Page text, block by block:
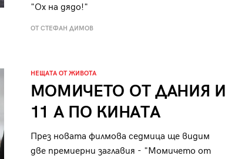
"Ох на дядо!"
ОТ СТЕФАН ДИМОВ
НЕЩАТА ОТ ЖИВОТА
МОМИЧЕТО ОТ ДАНИЯ И
11 А ПО КИНАТА
През новата филмова седмица ще видим
две премиерни заглавия - "Момичето от